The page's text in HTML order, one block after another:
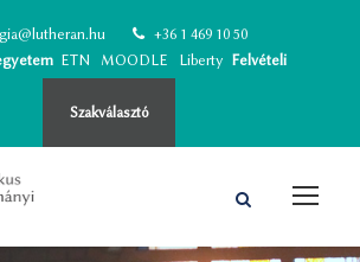
+36 1 469 10 50
ETN MOODLE Liberty Felvételi
Szakválasztó